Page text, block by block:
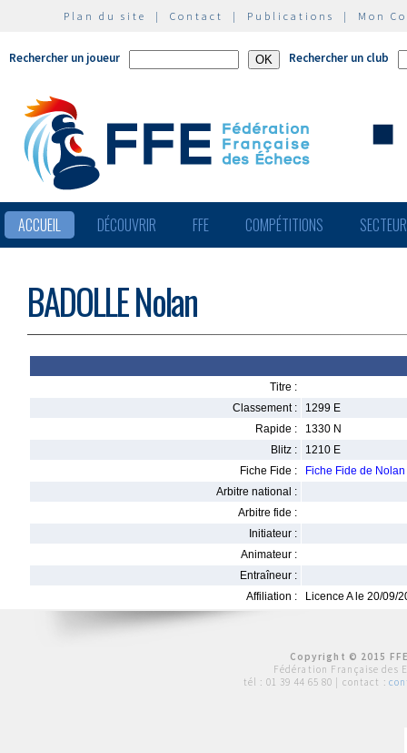
Plan du site | Contact | Publications | Mon
Rechercher un joueur Rechercher un club
ACCUEIL DÉCOUVRIR FFE COMPÉTITIONS
BADOLLE Nolan
Titre :
Classement :
1299 E
Rapide :
1330 N
Blitz :
1210 E
Fiche Fide :
Fiche Fide de
Arbitre national :
Arbitre fide :
Initiateur :
Animateur :
Entraîneur :
Affiliation :
Licence A le 20/09/
Copyright © 2015
Fédération Française des
tél : 01 39 44 65 80 | contact :